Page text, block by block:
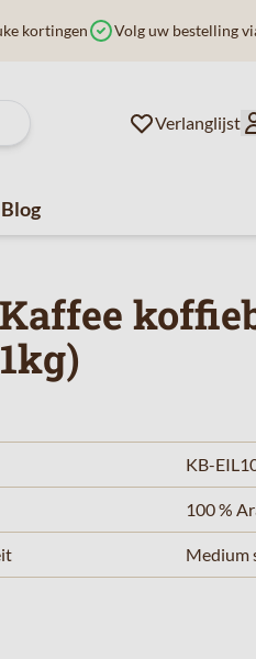
kortingen Volg uw bestelling
Verlanglijst
Blog
KB-
100 %
Medium